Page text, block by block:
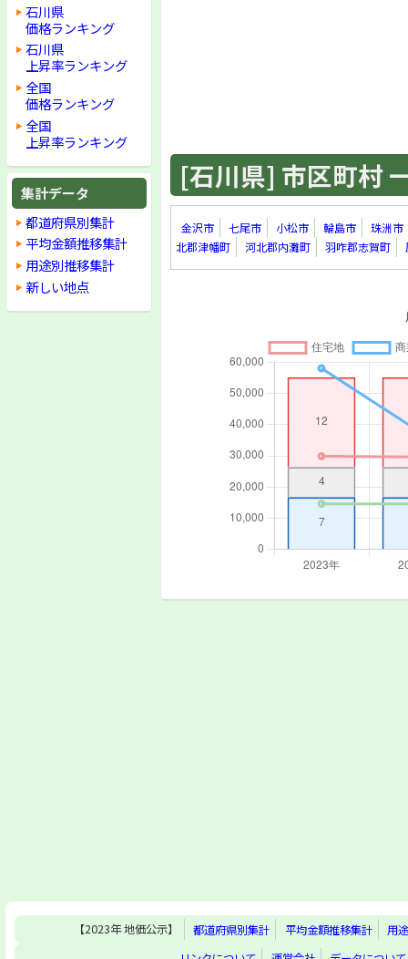
石川県
価格ランキング
石川県
上昇率ランキング
全国
価格ランキング
全国
上昇率ランキング
集計データ
都道府県別集計
平均金額推移集計
用途別推移集計
新しい地点
[石川県] 市区町村
金沢市 七尾市 小松市 輪島市
珠洲市
北郡津幡町
河北郡内灘町 羽咋郡志賀町
【2023年 地価公示】 都道府県別集計 平均金額推移集計
用